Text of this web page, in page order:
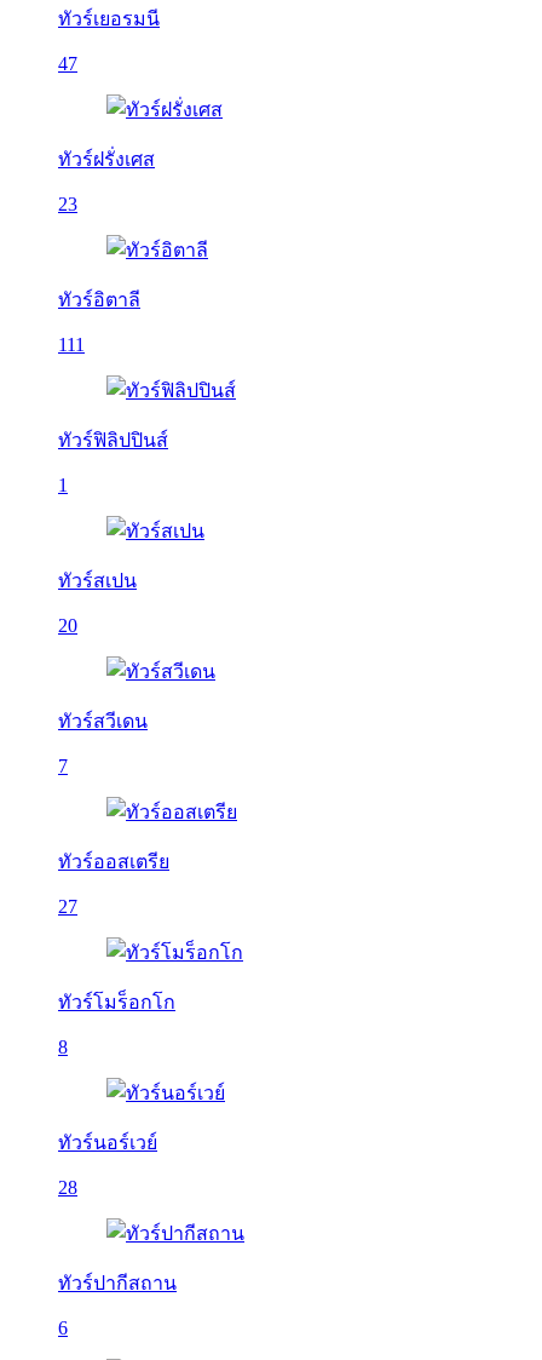
ทัวร์เยอรมนี
47
ทัวร์ฝรั่งเศส
23
ทัวร์อิตาลี
111
ทัวร์ฟิลิปปินส์
1
ทัวร์สเปน
20
ทัวร์สวีเดน
7
ทัวร์ออสเตรีย
27
ทัวร์โมร็อกโก
8
ทัวร์นอร์เวย์
28
ทัวร์ปากีสถาน
6